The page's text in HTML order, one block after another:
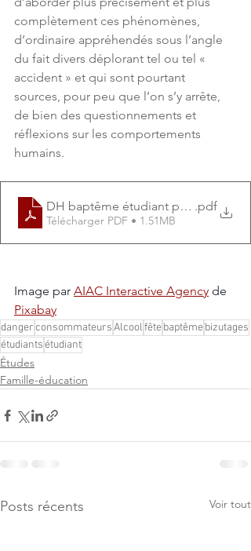
complètement ces phénomènes,
d’ordinaire appréhendés sous l’angle
du fait divers déplorant tel ou tel «
accident » et qui sont pourtant
sources, pour peu que l’on s’y arrête,
de bien des questionnements et
réflexions sur les comportements
humains.
DH baptême étudiant pages.pdf
Télécharger PDF • 1.51MB
Image par AIAC Interactive Agency de
Pixabay
dangerconsommateursAlcoolfêtebaptêmebizutages
étudiantsétudiant
Études
Famille-éducation
Posts récents Voir tout